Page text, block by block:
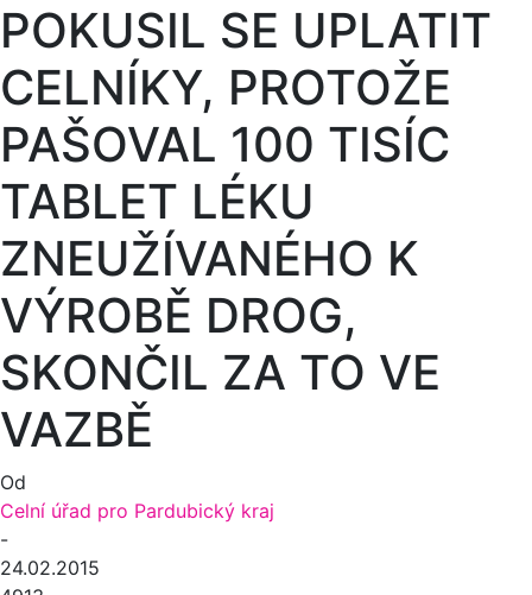
POKUSIL SE UPLATIT
CELNÍKY, PROTOŽE
PAŠOVAL 100 TISÍC
TABLET LÉKU
ZNEUŽÍVANÉHO K
VÝROBĚ DROG,
SKONČIL ZA TO VE
VAZBĚ
Od
Celní úřad pro Pardubický kraj
-
24.02.2015